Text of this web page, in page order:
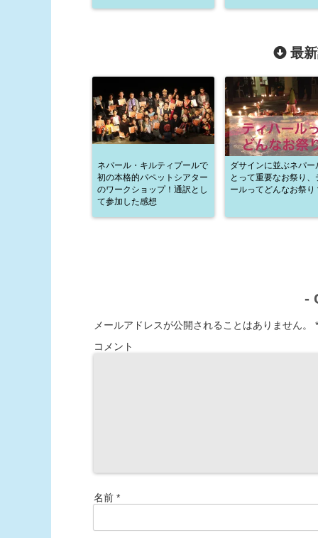
最
ネパール・キルティプールで
初の本格的パペットシアター
のワークショップ！通訳とし
て参加した感想
ダサインに並ぶネパー
とって重要なお祭り、
ールってどんなお祭り
-
メールアドレスが公開されることはありません。
*
コメント
名前 *